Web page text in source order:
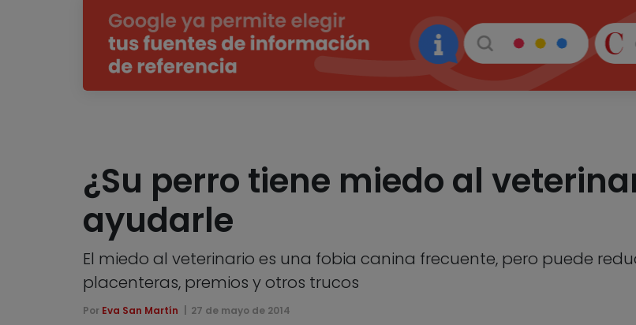
¿Su perro tiene miedo al
ayudarle
El miedo al veterinario es una fobia canina frecuente, pero puede
placenteras, premios y otros trucos
Por Eva San Martín 27 de mayo de 2014